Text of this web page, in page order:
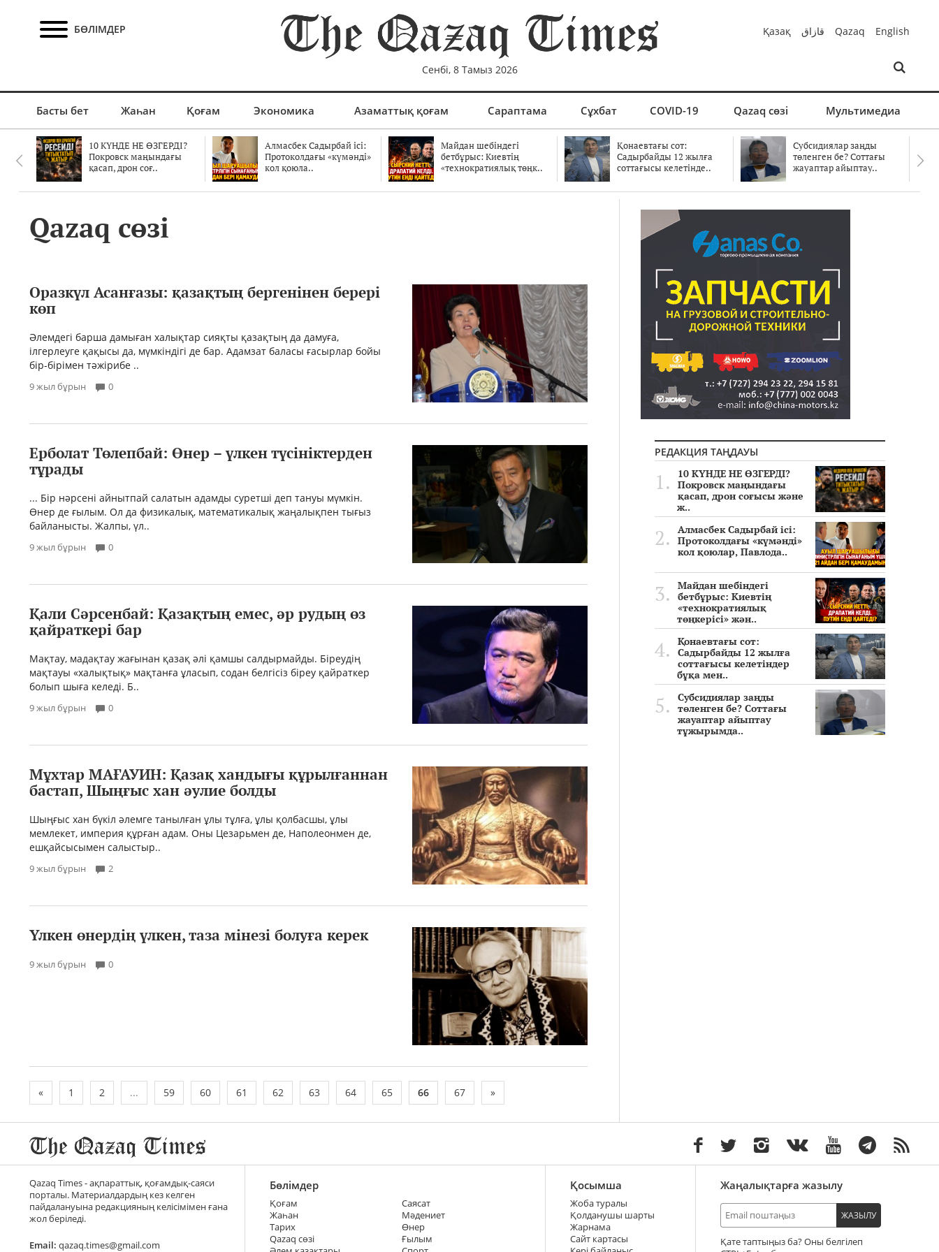
БӨЛІМДЕР
Сенбі, 8 Тамыз 2026
Қазақ قازاق Qazaq English
Басты бет Жаһан Қоғам Экономика Азаматтық қоғам Сараптама Сұхбат COVID-19 Qazaq сөзі Мультимедиа
10 КҮНДЕ НЕ ӨЗГЕРДІ?
Покровск маңындағы
қасап, дрон соғ..
Алмасбек Садырбай ісі:
Протоколдағы «күмәнді»
кол қоюла..
Майдан шебіндегі
бетбұрыс: Киевтің
«технократиялық төңк..
Қонаевтағы сот:
Садырбайды 12 жылға
соттағысы келетінде..
Субсидиялар заңды
төленген бе? Соттағы
жауаптар айыптау..
Qazaq сөзі
Оразкүл Асанғазы: қазақтың бергенінен берері
көп
Әлемдегі барша дамыған халықтар сияқты қазақтың да дамуға,
ілгерлеуге қақысы да, мүмкіндігі де бар. Адамзат баласы ғасырлар бойы
бір-бірімен тәжірибе ..
9 жыл бұрын 0
Ерболат Төлепбай: Өнер – үлкен түсініктерден
тұрады
... Бір нәрсені айнытпай салатын адамды суретші деп тануы мүмкін.
Өнер де ғылым. Ол да физикалық, математикалық жаңалықпен тығыз
байланысты. Жалпы, үл..
9 жыл бұрын 0
Қали Сәрсенбай: Қазақтың емес, әр рудың өз
қайраткері бар
Мақтау, мадақтау жағынан қазақ әлі қамшы салдырмайды. Біреудің
мақтауы «халықтық» мақтанға ұласып, содан белгісіз біреу қайраткер
болып шыға келеді. Б..
9 жыл бұрын 0
Мұхтар МАҒАУИН: Қазақ хандығы құрылғаннан
бас­тап, Шыңғыс хан әулие болды
Шыңғыс хан бүкіл әлемге таныл­ған ұлы тұлға, ұлы қолбасшы, ұлы
мемлекет, империя құрған адам. Оны Цезарьмен де, Наполеонмен де,
ешқай­сысымен салыстыр..
9 жыл бұрын 2
Үлкен өнердің үлкен, таза мінезі болуға керек
9 жыл бұрын 0
« 1 2 ... 59 60 61 62 63 64 65 66 67 »
РЕДАКЦИЯ ТАҢДАУЫ
10 КҮНДЕ НЕ ӨЗГЕРДІ?
Покровск маңындағы
қасап, дрон соғысы және
ж..
Алмасбек Садырбай ісі:
Протоколдағы «күмәнді»
кол қоюлар, Павлода..
Майдан шебіндегі
бетбұрыс: Киевтің
«технократиялық
төңкерісі» жән..
Қонаевтағы сот:
Садырбайды 12 жылға
соттағысы келетіндер
бұқа мен..
Субсидиялар заңды
төленген бе? Соттағы
жауаптар айыптау
тұжырымда..
Qazaq Times - ақпараттық, қоғамдық-саяси
порталы. Материалдардың кез келген
пайдалануына редакцияның келісімімен ғана
жол беріледі.
Email: qazaq.times@gmail.com
Бөлімдер
Қоғам
Жаһан
Тарих
Qazaq сөзі
Саясат
Мәдениет
Өнер
Ғылым
Қосымша
Жоба туралы
Қолданушы шарты
Жарнама
Сайт картасы
Жаңалықтарға жазылу
ЖАЗЫЛУ
Қате таптыңыз ба? Оны белгілеп